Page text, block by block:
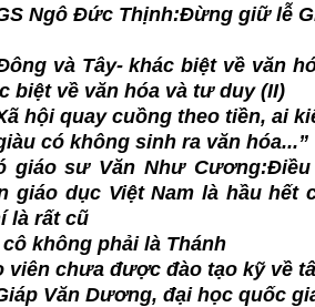
Ngô Đức Thịnh:Đừng giữ lễ
và Tây- khác biệt về văn
biệt về văn hóa và tư duy (II)
hội quay cuồng theo tiền, ai
có không sinh ra văn hóa...”
giáo sư Văn Như
giáo dục Việt Nam là hầu hết
là rất cũ
cô không phải là Thánh
viên chưa được đào tạo kỹ về
Văn Dương, đại học quốc